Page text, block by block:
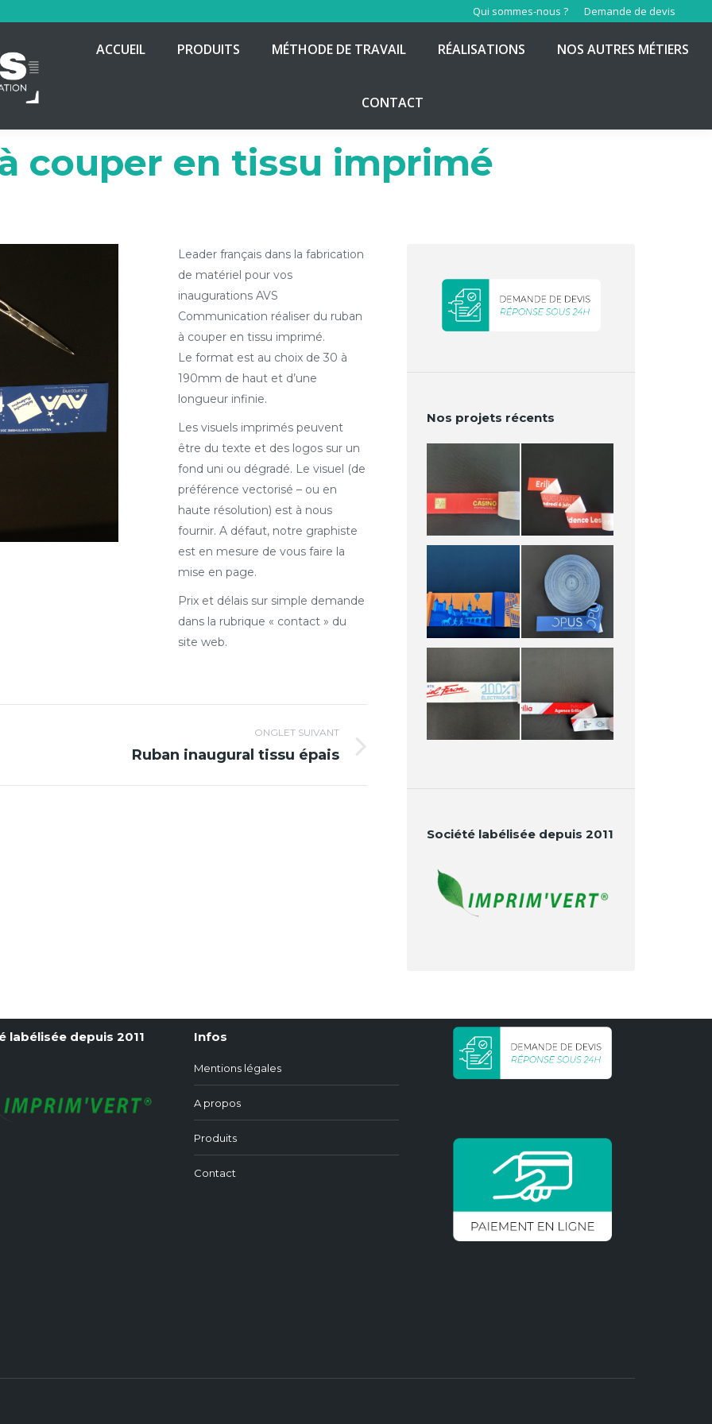
Qui sommes-nous ? Demande de devis
ACCUEIL PRODUITS MÉTHODE DE TRAVAIL RÉALISATIONS NOS AUTRES MÉTIERS
CONTACT
couper en tissu imprimé
Leader français dans la fabrication
de matériel pour vos
inaugurations AVS
Communication réaliser du ruban
à couper en tissu imprimé.
Le format est au choix de 30 à
190mm de haut et d’une
longueur infinie.
Les visuels imprimés peuvent
être du texte et des logos sur un
fond uni ou dégradé. Le visuel (de
préférence vectorisé – ou en
haute résolution) est à nous
fournir. A défaut, notre graphiste
est en mesure de vous faire la
mise en page.
Prix et délais sur simple demande
dans la rubrique « contact » du
site web.
ONGLET SUIVANT
Ruban inaugural tissu épais
Nos projets récents
Société labélisée depuis 2011
labélisée depuis 2011 Infos
Mentions légales
A propos
Produits
Contact